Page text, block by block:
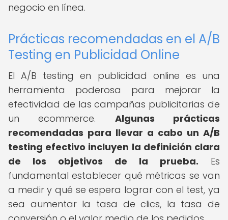
negocio en línea.
Prácticas recomendadas en el A/B
Testing en Publicidad Online
El A/B testing en publicidad online es una
herramienta poderosa para mejorar la
efectividad de las campañas publicitarias de
un ecommerce. Algunas prácticas
recomendadas para llevar a cabo un A/B
testing efectivo incluyen la definición clara
de los objetivos de la prueba. Es
fundamental establecer qué métricas se van
a medir y qué se espera lograr con el test, ya
sea aumentar la tasa de clics, la tasa de